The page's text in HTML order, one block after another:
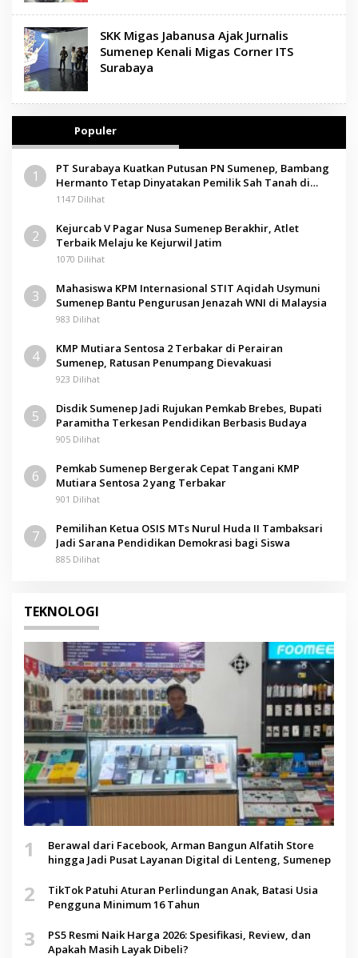
SKK Migas Jabanusa Ajak Jurnalis
Sumenep Kenali Migas Corner ITS
Surabaya
Populer
1
PT Surabaya Kuatkan Putusan PN Sumenep, Bambang
Hermanto Tetap Dinyatakan Pemilik Sah Tanah di
Pamolokan
1147 Dilihat
2
Kejurcab V Pagar Nusa Sumenep Berakhir, Atlet
Terbaik Melaju ke Kejurwil Jatim
1070 Dilihat
3
Mahasiswa KPM Internasional STIT Aqidah Usymuni
Sumenep Bantu Pengurusan Jenazah WNI di Malaysia
983 Dilihat
4
KMP Mutiara Sentosa 2 Terbakar di Perairan
Sumenep, Ratusan Penumpang Dievakuasi
923 Dilihat
5
Disdik Sumenep Jadi Rujukan Pemkab Brebes, Bupati
Paramitha Terkesan Pendidikan Berbasis Budaya
905 Dilihat
6
Pemkab Sumenep Bergerak Cepat Tangani KMP
Mutiara Sentosa 2 yang Terbakar
901 Dilihat
7
Pemilihan Ketua OSIS MTs Nurul Huda II Tambaksari
Jadi Sarana Pendidikan Demokrasi bagi Siswa
885 Dilihat
TEKNOLOGI
1
Berawal dari Facebook, Arman Bangun Alfatih Store
hingga Jadi Pusat Layanan Digital di Lenteng, Sumenep
2
TikTok Patuhi Aturan Perlindungan Anak, Batasi Usia
Pengguna Minimum 16 Tahun
3
PS5 Resmi Naik Harga 2026: Spesifikasi, Review, dan
Apakah Masih Layak Dibeli?